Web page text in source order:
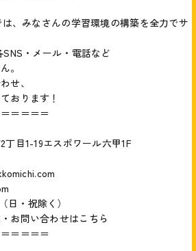
、みなさんの学習環境の構築を全力でサ
・メール・電話など
。
せ、
おります！
＝＝＝＝
目1-19エスポワール六甲1F
日・祝除く）
お問い合わせはこちら
＝＝＝＝